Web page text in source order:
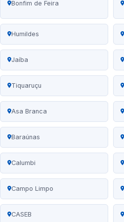
Bonfim de Feira
Humildes
Jaíba
Tiquaruçu
Asa Branca
Baraúnas
Calumbi
Campo Limpo
CASEB